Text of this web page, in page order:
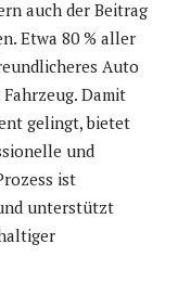
auch der Beitrag
Etwa 80 % aller
Auto
Damit
gelingt, bietet
und
ist
unterstützt